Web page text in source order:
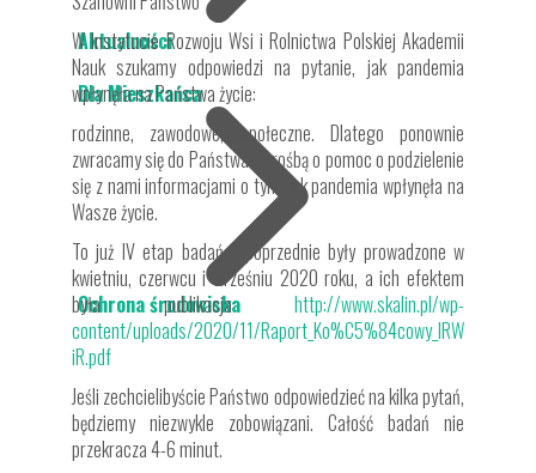
Aktualności
Dla Mieszkańca
Ochrona środowiska
W Instytucie Rozwoju Wsi i Rolnictwa Polskiej Akademii
Nauk szukamy odpowiedzi na pytanie, jak pandemia
wpłynęła na Państwa życie:
rodzinne, zawodowe, społeczne. Dlatego ponownie
zwracamy się do Państwa z prośbą o pomoc o podzielenie
się z nami informacjami o tym, jak pandemia wpłynęła na
Wasze życie.
To już IV etap badań - poprzednie były prowadzone w
kwietniu, czerwcu i wrześniu 2020 roku, a ich efektem
była publikacja http://www.skalin.pl/wp-
content/uploads/2020/11/Raport_Ko%C5%84cowy_IRW
iR.pdf
Jeśli zechcielibyście Państwo odpowiedzieć na kilka pytań,
będziemy niezwykle zobowiązani. Całość badań nie
przekracza 4-6 minut.